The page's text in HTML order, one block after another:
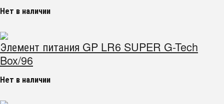
Нет в наличии
Элемент питания GP LR6 SUPER G-Tech
Box/96
Нет в наличии